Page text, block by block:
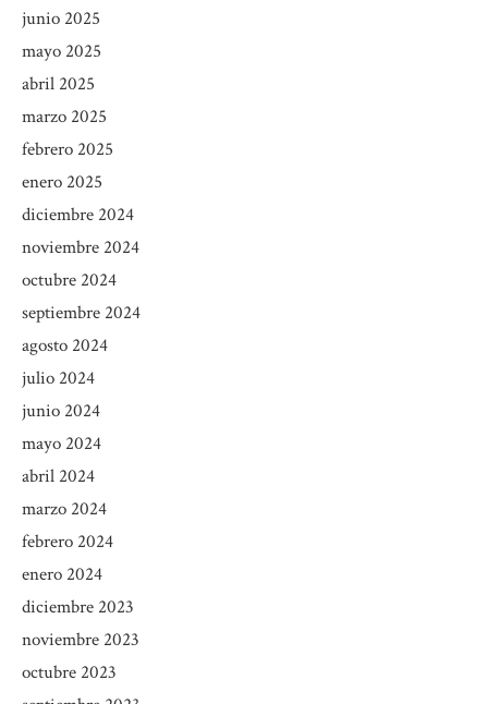
junio 2025
mayo 2025
abril 2025
marzo 2025
febrero 2025
enero 2025
diciembre 2024
noviembre 2024
octubre 2024
septiembre 2024
agosto 2024
julio 2024
junio 2024
mayo 2024
abril 2024
marzo 2024
febrero 2024
enero 2024
diciembre 2023
noviembre 2023
octubre 2023